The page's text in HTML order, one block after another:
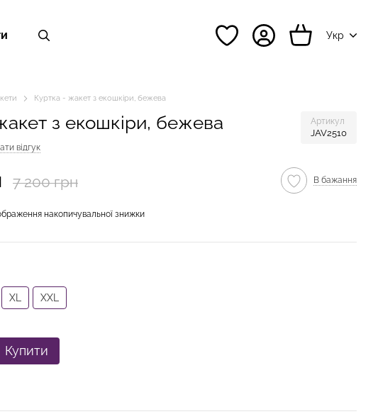
Укр
Куртка - жакет з екошкіри, бежева
з екошкіри, бежева Артикул
JAV2510
відгук
7 200 грн В бажання
накопичувальної знижки
XL XXL
Купити